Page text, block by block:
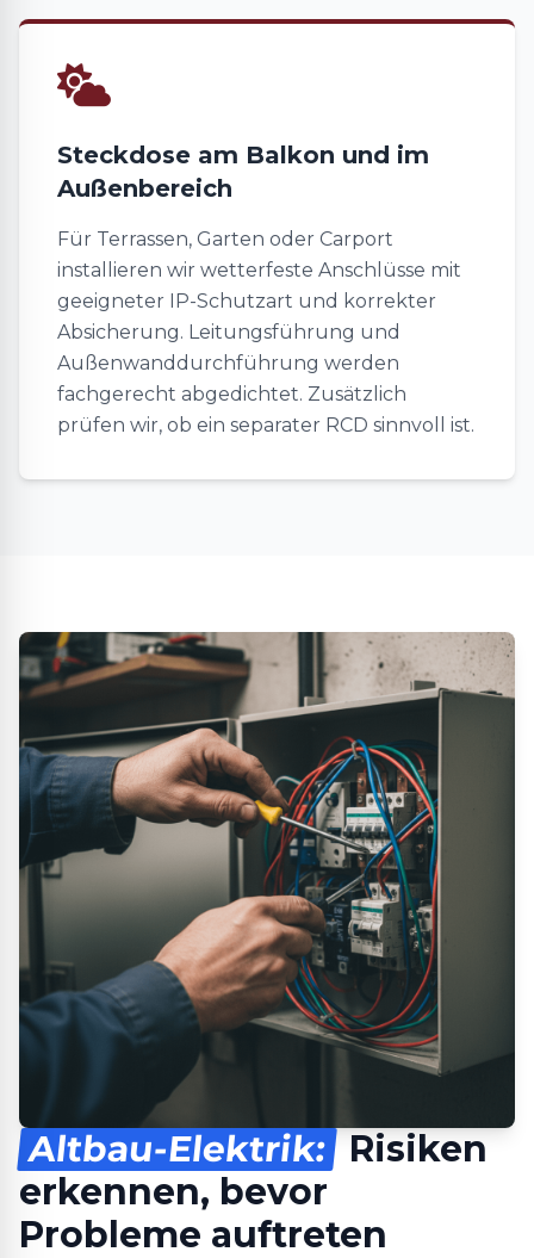
Steckdose am Balkon und im
Außenbereich
Für Terrassen, Garten oder Carport
installieren wir wetterfeste Anschlüsse mit
geeigneter IP-Schutzart und korrekter
Absicherung. Leitungsführung und
Außenwanddurchführung werden
fachgerecht abgedichtet. Zusätzlich
prüfen wir, ob ein separater RCD sinnvoll ist.
Altbau-Elektrik: Risiken
erkennen, bevor
Probleme auftreten